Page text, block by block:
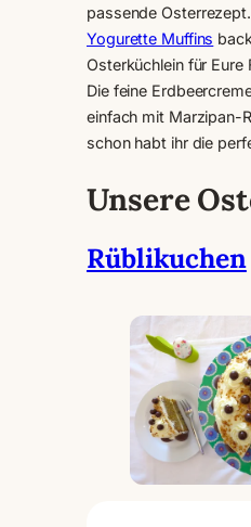
passende
Yogurette Muffins
Osterküchlein für Eure
Die feine
einfach mit Marzipan-
schon habt ihr die
Unsere
Rüblikuchen